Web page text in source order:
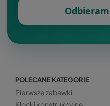
POLECANE KATEGORIE
Pierwsze zabawki